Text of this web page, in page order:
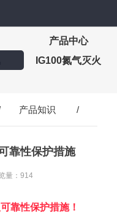
产品中心
IG100氮气灭火
产品知识 /
靠性保护措施
量：914
靠性保护措施！